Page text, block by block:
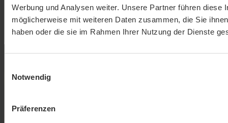
Werbung und Analysen weiter. Unsere Partner führen diese
möglicherweise mit weiteren Daten zusammen, die Sie
haben oder die sie im Rahmen Ihrer Nutzung der Dienste
Notwendig
Präferenzen